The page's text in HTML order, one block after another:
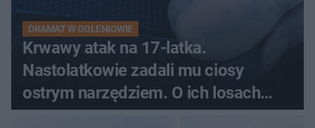
DRAMAT W GOLENIOWIE
Krwawy atak na 17-latka.
Nastolatkowie zadali mu ciosy
ostrym narzędziem. O ich losach
zdecyduje sąd rodzinny